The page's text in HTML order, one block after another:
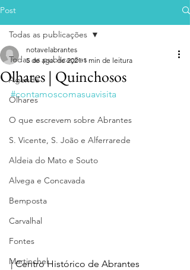
Post
Todas as publicações
Agenda
Olhares
O que escrevem sobre Abrantes
S. Vicente, S. João e Alferrarede
Aldeia do Mato e Souto
Alvega e Concavada
Bemposta
Carvalhal
Fontes
Martinchel
Todas as publicações
Olhares | Quinchosos
notavelabrantes
5 de ago. de 2021 1 min de leitura
#contamoscomasuavisita
| Centro Histórico de Abrantes